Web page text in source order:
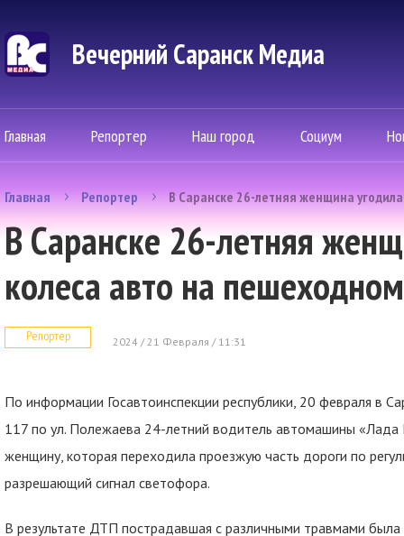
Вечерний Саранск Mедиа
Главная Репортер Наш город Социум
Главная Репортер В Саранске 26-летняя женщина
В Саранске 26-летняя
колеса авто на
Репортер 2024 / 21 Февраля / 11:31
По информации Госавтоинспекции республики, 20 февраля в
117 по ул. Полежаева 24-летний водитель автомашины
женщину, которая переходила проезжую часть дороги по
разрешающий сигнал светофора.
В результате ДТП пострадавшая с различными травмами была